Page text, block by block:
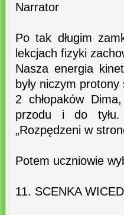
Narrator
Po tak długim
lekcjach fizyki
Nasza energia
były niczym protony
2 chłopaków
przodu i do
„Rozpędzeni w
Potem uczniowie
11. SCENKA